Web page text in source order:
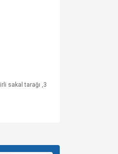
sakal tarağı ,3